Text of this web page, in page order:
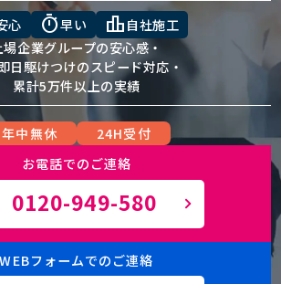
心 timer早い leaderboard 自社施工
場企業グループの安心感・
日駆けつけのスピード対応・
累計5万件以上の実績
年中無休
24H受付
お電話でのご連絡
0120-949-580
WEBフォームでのご連絡